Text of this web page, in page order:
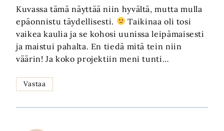
Kuvassa tämä näyttää niin hyvältä, mutta mulla
epäonnistu täydellisesti.
Taikinaa oli tosi
vaikea kaulia ja se kohosi uunissa leipämaisesti
ja maistui pahalta. En tiedä mitä tein niin
väärin! Ja koko projektiin meni tunti…
Vastaa